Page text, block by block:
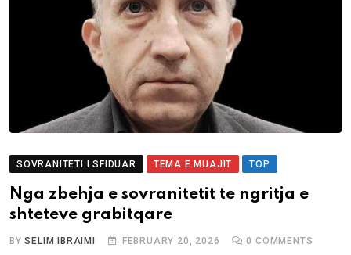
SOVRANITETI I SFIDUAR TEMA E MUAJIT TOP
Nga zbehja e sovranitetit te ngritja e
shteteve grabitqare
BYSELIM IBRAIMI FEBRUARY 20, 2026 0 COMMENTS